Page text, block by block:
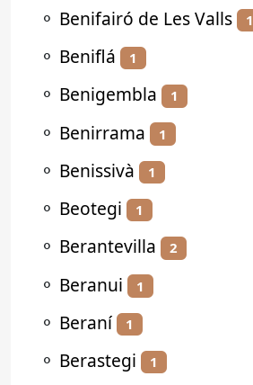
⚬ Benifairó de Les Valls 1
⚬ Beniflá 1
⚬ Benigembla 1
⚬ Benirrama 1
⚬ Benissivà 1
⚬ Beotegi 1
⚬ Berantevilla 2
⚬ Beranui 1
⚬ Beraní 1
⚬ Berastegi 1